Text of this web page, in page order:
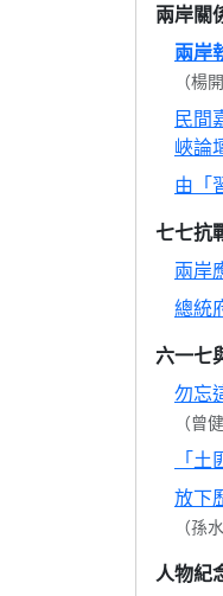
兩岸關
兩岸
（楊
民間
峽論
由「
七七抗
兩岸
總統
六一七
勿忘
（曾
「
放下
（孫
人物紀